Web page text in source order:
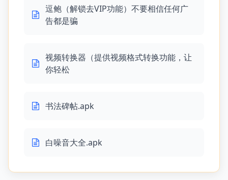
逗鲍（解锁去VIP功能）不要相信任何广
告都是骗
视频转换器（提供视频格式转换功能，让
你轻松
书法碑帖.apk
白噪音大全.apk